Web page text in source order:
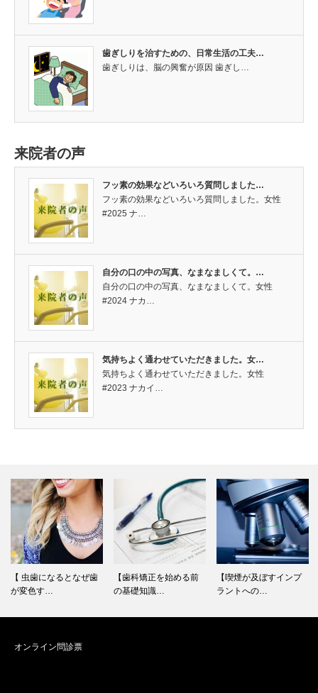
歯ぎしりを治すための、日常生活の工夫…
歯ぎしりは、脳の興奮が原因 歯ぎし…
来院者の声
フッ素の効果などいろいろ質問しました…
フッ素の効果などいろいろ質問しました。女性
#2025 ナ…
自分の口の中の写真、なまなましくて。…
自分の口の中の写真、なまなましくて。女性
#2024 ナカ…
気持ちよく通わせていただきました。女…
気持ちよく通わせていただきました。女性
#2023 ナカイ…
【 虫歯になるとなぜ歯
が変色す…
【歯科矯正を始める前
の基礎知識…
【喫煙が及ぼすインプ
ラントへの…
オンライン問診票